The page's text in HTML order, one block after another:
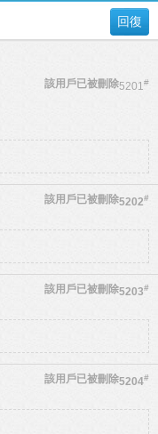
回復
5201#
該用戶已被刪除
5202#
該用戶已被刪除
5203#
該用戶已被刪除
5204#
該用戶已被刪除